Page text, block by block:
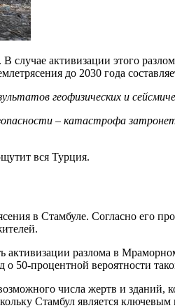
активизации этого
до 2030 года
геофизических и
– катастрофа
вся Турция.
в Стамбуле. Согласно его
активизации разлома в
50-процентной вероятности
числа жертв и зданий,
Стамбул является